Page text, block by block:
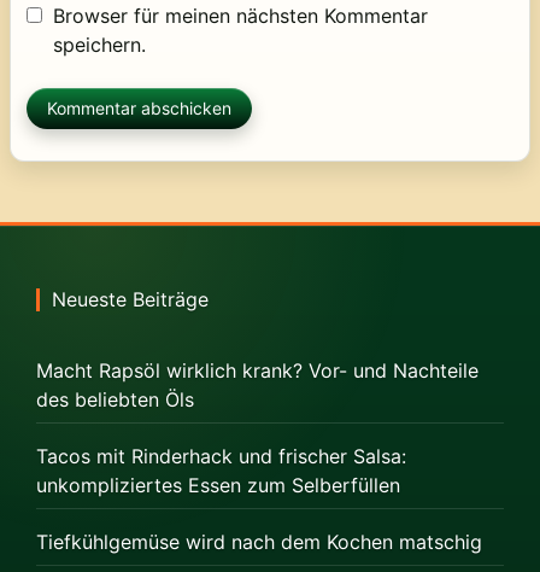
Browser für meinen nächsten Kommentar
speichern.
Neueste Beiträge
Macht Rapsöl wirklich krank? Vor- und Nachteile
des beliebten Öls
Tacos mit Rinderhack und frischer Salsa:
unkompliziertes Essen zum Selberfüllen
Tiefkühlgemüse wird nach dem Kochen matschig